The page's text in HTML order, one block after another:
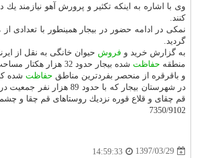
وی با اشاره به اینكه تكثیر و پرورش آهو
كنند.
نمكی در ادامه حضور در بیجار همینطور با تعدادی
گردید.
به گزارش خرید و فروش حیوان خانگی به نقل از
منطقه حفاظت شده بیجار حدود 32 هزار هكتار مساحت دارد و بخاطر تنوع گونه های جانوری، گیاهی، تنوع اقلیمی، زیستگاه پستانداری همچون قوچ، میش ارمنی، گربه وحشی، كفتار، گرگ،
و باقرقره از منحصر بفردترین مناطق حفاظت شده
در شهرستان بیجار
قم چقای و قلاع قوره نزدیك روستاهای قم چقا و
7350/9102
1397/03/29
14:59:33